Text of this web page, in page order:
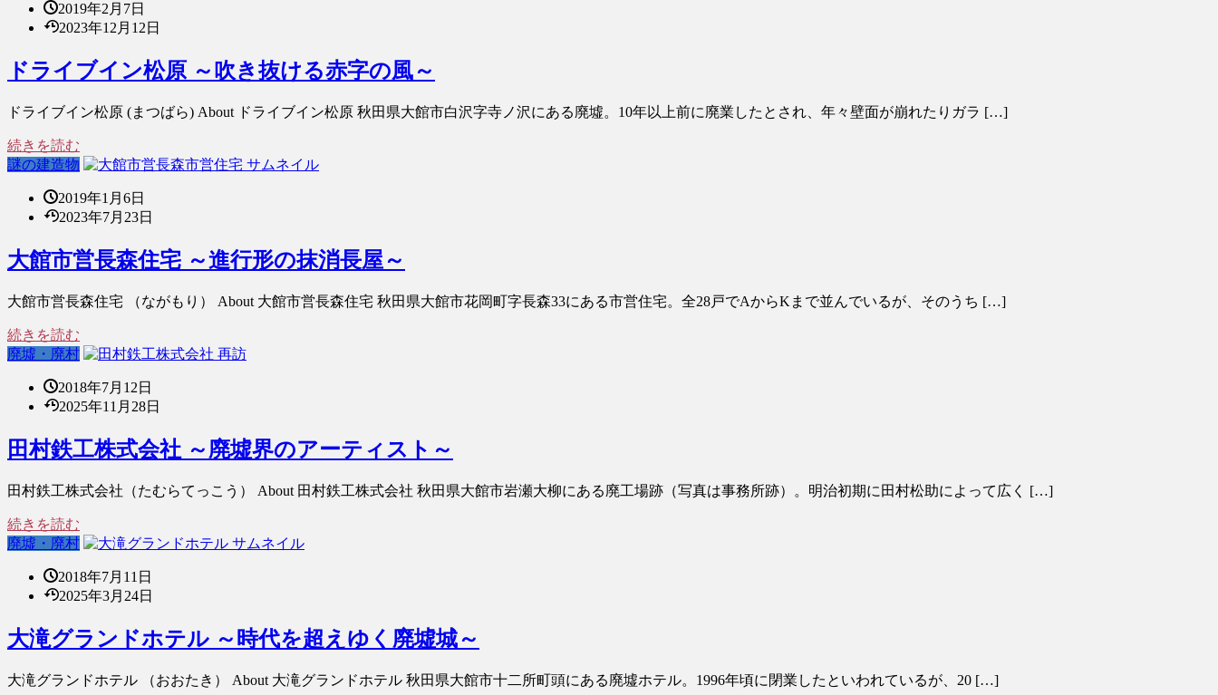
2019年2月7日
2023年12月12日
ドライブイン松原 ～吹き抜ける赤字の風～
ドライブイン松原 (まつばら) About ドライブイン松原 秋田県大館市白沢字寺ノ沢にある廃墟。10年以上前に廃業したとされ、年々壁面が崩れたりガラ […]
続きを読む
謎の建造物
2019年1月6日
2023年7月23日
大館市営長森住宅 ～進行形の抹消長屋～
大館市営長森住宅 （ながもり） About 大館市営長森住宅 秋田県大館市花岡町字長森33にある市営住宅。全28戸でAからKまで並んでいるが、そのうち […]
続きを読む
廃墟・廃村
2018年7月12日
2025年11月28日
田村鉄工株式会社 ～廃墟界のアーティスト～
田村鉄工株式会社（たむらてっこう） About 田村鉄工株式会社 秋田県大館市岩瀬大柳にある廃工場跡（写真は事務所跡）。明治初期に田村松助によって広く […]
続きを読む
廃墟・廃村
2018年7月11日
2025年3月24日
大滝グランドホテル ～時代を超えゆく廃墟城～
大滝グランドホテル （おおたき） About 大滝グランドホテル 秋田県大館市十二所町頭にある廃墟ホテル。1996年頃に閉業したといわれているが、20 […]